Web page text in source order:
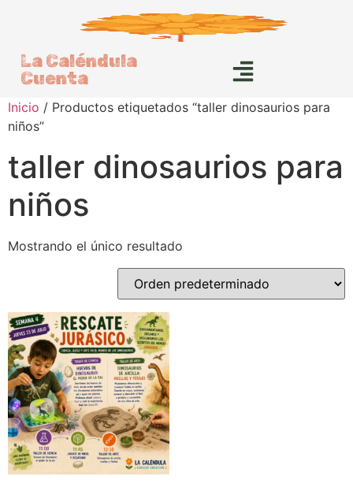
La Caléndula
Cuenta
Inicio / Productos etiquetados “taller dinosaurios para
niños”
taller dinosaurios para
niños
Mostrando el único resultado